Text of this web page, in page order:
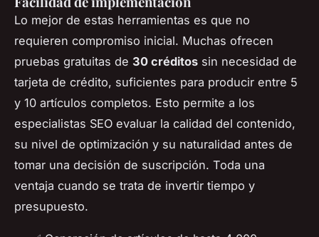
Lo mejor de estas herramientas es que no
requieren compromiso inicial. Muchas ofrecen
pruebas gratuitas de 30 créditos sin necesidad de
tarjeta de crédito, suficientes para producir entre 5
y 10 artículos completos. Esto permite a los
especialistas SEO evaluar la calidad del contenido,
su nivel de optimización y su naturalidad antes de
tomar una decisión de suscripción. Toda una
ventaja cuando se trata de invertir tiempo y
presupuesto.